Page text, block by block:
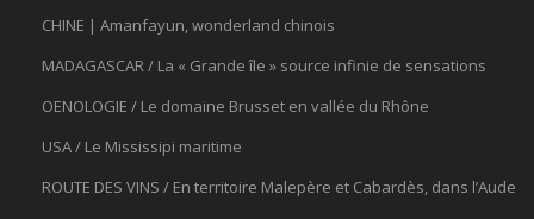
CHINE | Amanfayun, wonderland chinois
MADAGASCAR / La « Grande île » source infinie de sensations
OENOLOGIE / Le domaine Brusset en vallée du Rhône
USA / Le Mississipi maritime
ROUTE DES VINS / En territoire Malepère et Cabardès, dans l’Aude